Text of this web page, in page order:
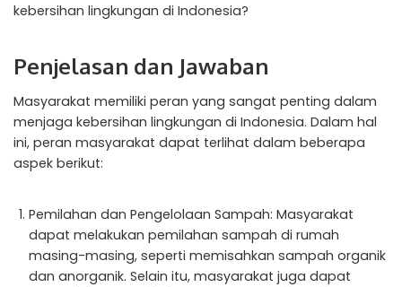
kebersihan lingkungan di Indonesia?
Penjelasan dan Jawaban
Masyarakat memiliki peran yang sangat penting dalam
menjaga kebersihan lingkungan di Indonesia. Dalam hal
ini, peran masyarakat dapat terlihat dalam beberapa
aspek berikut:
Pemilahan dan Pengelolaan Sampah: Masyarakat
dapat melakukan pemilahan sampah di rumah
masing-masing, seperti memisahkan sampah organik
dan anorganik. Selain itu, masyarakat juga dapat